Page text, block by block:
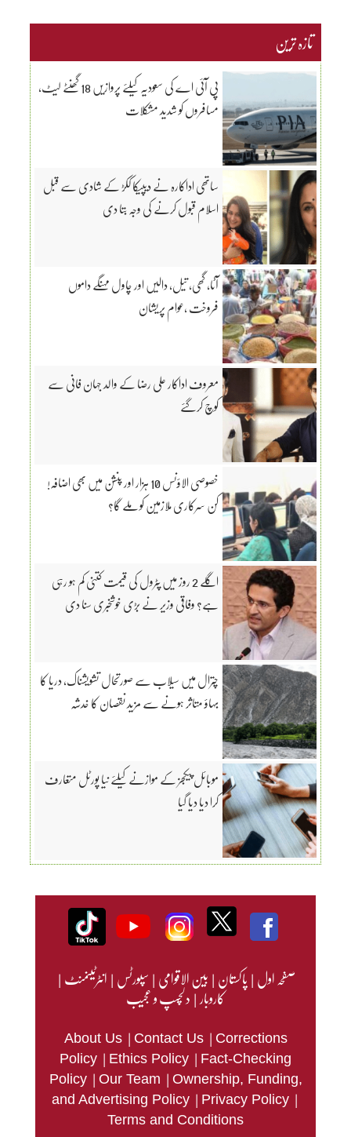
تازہ ترین
پی آئی اے کی سعودیہ کیلئے پروازیں 18 گھنٹے لیٹ،
مسافروں کو شدید مشکلات
ساتھی اداکارہ نے دیپیکا ککڑ کے شادی سے قبل
اسلام قبول کرنے کی وجہ بتا دی
آٹا، گھی، تیل، دالیں اور چاول مہنگے داموں
فروخت ،عوام پریشان
معروف اداکار علی رضا کے والد جہان فانی سے
کوچ کرگئے
خصوصی الاؤنس 10 ہزار اور پنشن میں بھی اضافہ!
کن سرکاری ملازمین کو ملے گا؟
اگلے 2 روز میں پٹرول کی قیمت کتنی کم ہو رہی
ہے؟ وفاقی وزیر نے بڑی خوشخبری سنا دی
چترال میں سیلاب سے صورتحال تشویشناک، دریا کا
بہاؤ متاثر ہونے سے مزید نقصان کا خدشہ
موبائل پیکجز کے موازنے کیلئے نیا پورٹل متعارف
کرا دیا دیا گیا
صفحہ اول|پاکستان|بین الاقوامی|سپورٹس|انٹرٹینمنٹ|
کاروبار|دلچسپ و عجیب
About Us | Contact Us | Corrections
Policy | Ethics Policy | Fact-Checking
Policy | Our Team | Ownership, Funding,
and Advertising Policy | Privacy Policy |
Terms and Conditions